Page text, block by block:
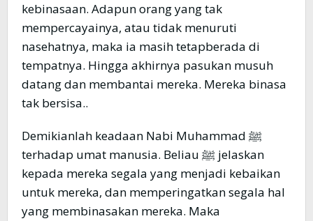
kebinasaan. Adapun orang yang tak
mempercayainya, atau tidak menuruti
nasehatnya, maka ia masih tetapberada di
tempatnya. Hingga akhirnya pasukan musuh
datang dan membantai mereka. Mereka binasa
tak bersisa..
Demikianlah keadaan Nabi Muhammad ﷺ
terhadap umat manusia. Beliau ﷺ jelaskan
kepada mereka segala yang menjadi kebaikan
untuk mereka, dan memperingatkan segala hal
yang membinasakan mereka. Maka